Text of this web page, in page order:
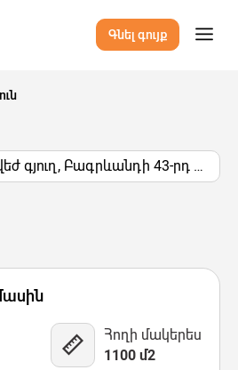
Գնել գույք
Հայաստան, Ջրվեժ գյուղ, Բագրևանդի 43-րդ փողոց
Քարտեզ
Հողի մակերես
1100 մ2